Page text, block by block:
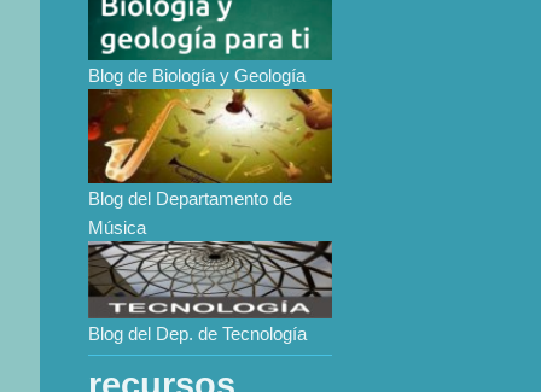
Blog de Biología y Geología
Blog del Departamento de
Música
Blog del Dep. de Tecnología